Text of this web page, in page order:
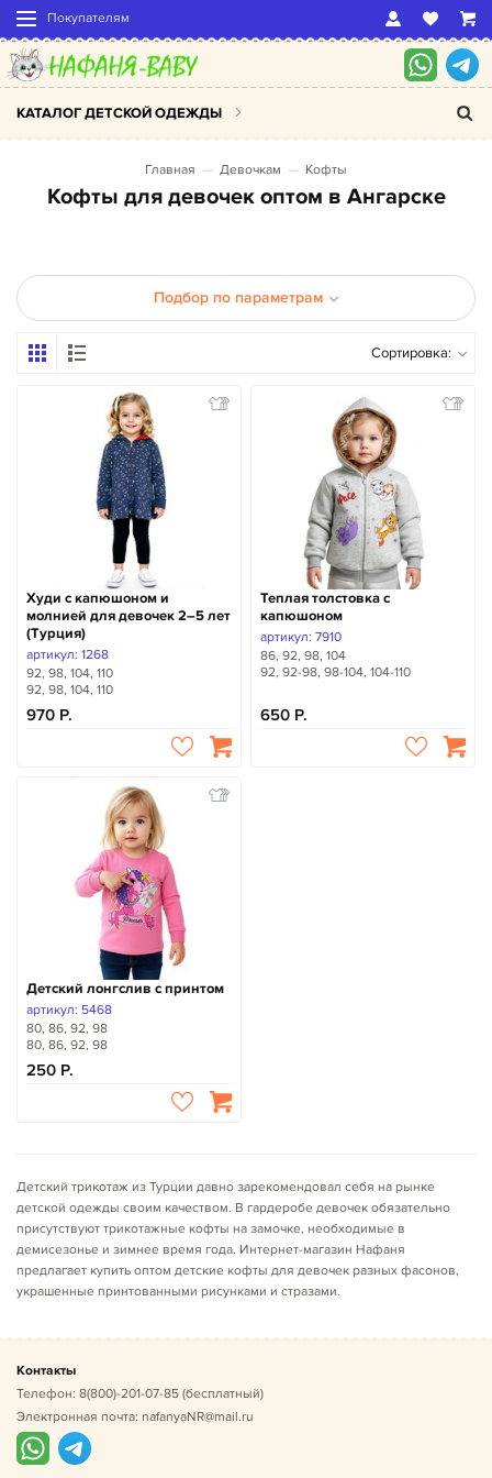
Покупателям
КАТАЛОГ ДЕТСКОЙ ОДЕЖДЫ
Главная Девочкам Кофты
Кофты для девочек оптом в Ангарске
Подбор по параметрам
Сортировка:
Худи с капюшоном и
молнией для девочек 2–5 лет
(Турция)
артикул: 1268
92, 98, 104, 110
92, 98, 104, 110
970
Теплая толстовка с
капюшоном
артикул: 7910
86, 92, 98, 104
92, 92-98, 98-104, 104-110
650
Детский лонгслив с принтом
артикул: 5468
80, 86, 92, 98
80, 86, 92, 98
250
Детский трикотаж из Турции давно зарекомендовал себя на рынке
детской одежды своим качеством. В гардеробе девочек обязательно
присутствуют трикотажные кофты на замочке, необходимые в
демисезонье и зимнее время года. Интернет-магазин Нафаня
предлагает купить оптом детские кофты для девочек разных фасонов,
украшенные принтованными рисунками и стразами.
Контакты
Телефон: 8(800)-201-07-85 (бесплатный)
Электронная почта: nafanyaNR@mail.ru